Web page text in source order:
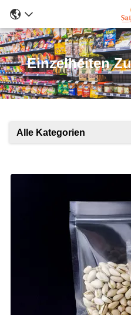
Einzelheiten
Alle Kategorien